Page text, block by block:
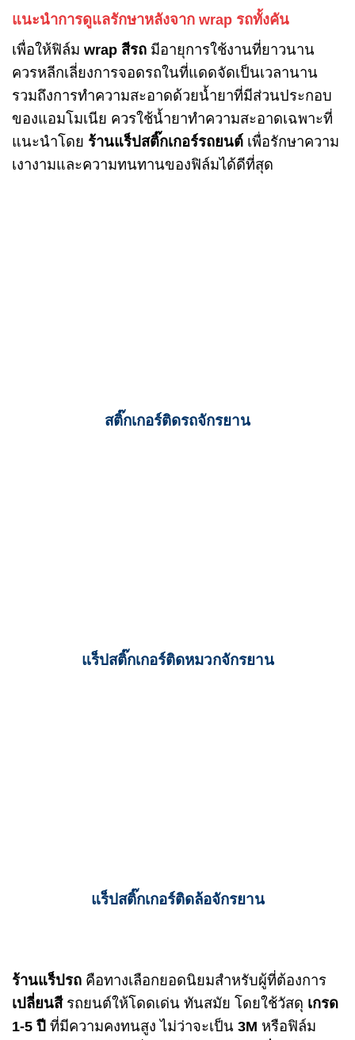
แนะนำการดูแลรักษาหลังจาก wrap รถทั้งคัน
เพื่อให้ฟิล์ม wrap สีรถ มีอายุการใช้งานที่ยาวนาน
ควรหลีกเลี่ยงการจอดรถในที่แดดจัดเป็นเวลานาน
รวมถึงการทำความสะอาดด้วยน้ำยาที่มีส่วนประกอบ
ของแอมโมเนีย ควรใช้น้ำยาทำความสะอาดเฉพาะที่
แนะนำโดย ร้านแร็ปสติ๊กเกอร์รถยนต์ เพื่อรักษาความ
เงางามและความทนทานของฟิล์มได้ดีที่สุด
สติ๊กเกอร์ติดรถจักรยาน
แร็ปสติ๊กเกอร์ติดหมวกจักรยาน
แร็ปสติ๊กเกอร์ติดล้อจักรยาน
ร้านแร็ปรถ คือทางเลือกยอดนิยมสำหรับผู้ที่ต้องการ
เปลี่ยนสีรถยนต์ให้โดดเด่น ทันสมัย โดยใช้วัสดุ เกรด
1-5 ปี ที่มีความคงทนสูง ไม่ว่าจะเป็น 3M หรือฟิล์ม